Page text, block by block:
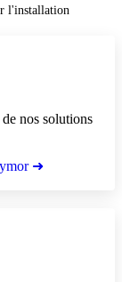
l'installation
nos solutions
➜